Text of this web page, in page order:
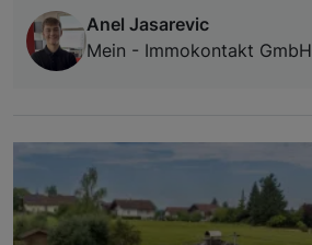
Anel Jasarevic
Mein - Immokontakt GmbH